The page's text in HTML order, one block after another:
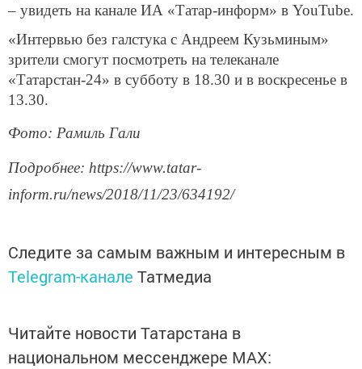
– увидеть на канале ИА «Татар-информ» в YouTube.
«Интервью без галстука с Андреем Кузьминым»
зрители смогут посмотреть на телеканале
«Татарстан-24» в субботу в 18.30 и в воскресенье в
13.30.
Фото: Рамиль Гали
Подробнее: https://www.tatar-
inform.ru/news/2018/11/23/634192/
Следите за самым важным и интересным в
Telegram-канале Татмедиа
Читайте новости Татарстана в
национальном мессенджере MАХ: